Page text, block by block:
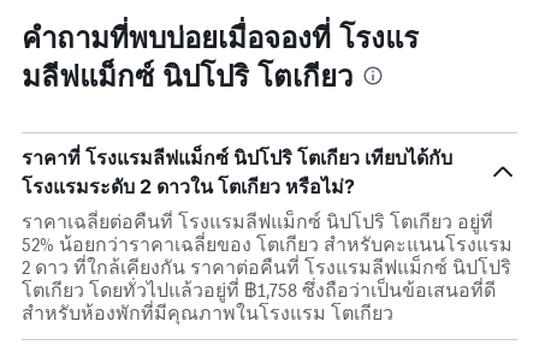
คำถามที่พบบ่อยเมื่อจองที่ โรงแร
มลีฟแม็กซ์ นิปโปริ โตเกียว
ราคาที่ โรงแรมลีฟแม็กซ์ นิปโปริ โตเกียว เทียบได้กับ
โรงแรมระดับ 2 ดาวใน โตเกียว หรือไม่?
ราคาเฉลี่ยต่อคืนที่ โรงแรมลีฟแม็กซ์ นิปโปริ โตเกียว อยู่ที่
52% น้อยกว่าราคาเฉลี่ยของ โตเกียว สำหรับคะแนนโรงแรม
2 ดาว ที่ใกล้เคียงกัน ราคาต่อคืนที่ โรงแรมลีฟแม็กซ์ นิปโปริ
โตเกียว โดยทั่วไปแล้วอยู่ที่ ฿1,758 ซึ่งถือว่าเป็นข้อเสนอที่ดี
สำหรับห้องพักที่มีคุณภาพในโรงแรม โตเกียว